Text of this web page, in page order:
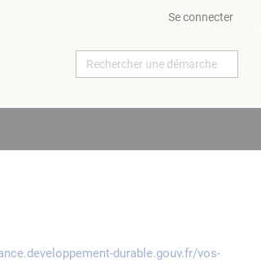
Se connecter
durable.gouv.fr/vos-